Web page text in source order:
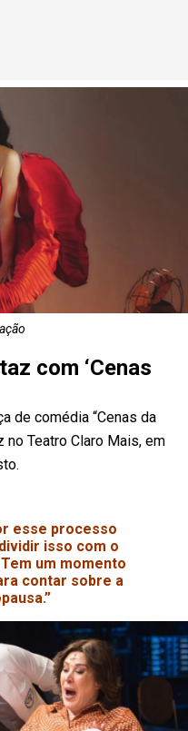
com ‘Cenas
de comédia “Cenas da
no Teatro Claro Mais, em
esse processo
isso com o
um momento
contar sobre a